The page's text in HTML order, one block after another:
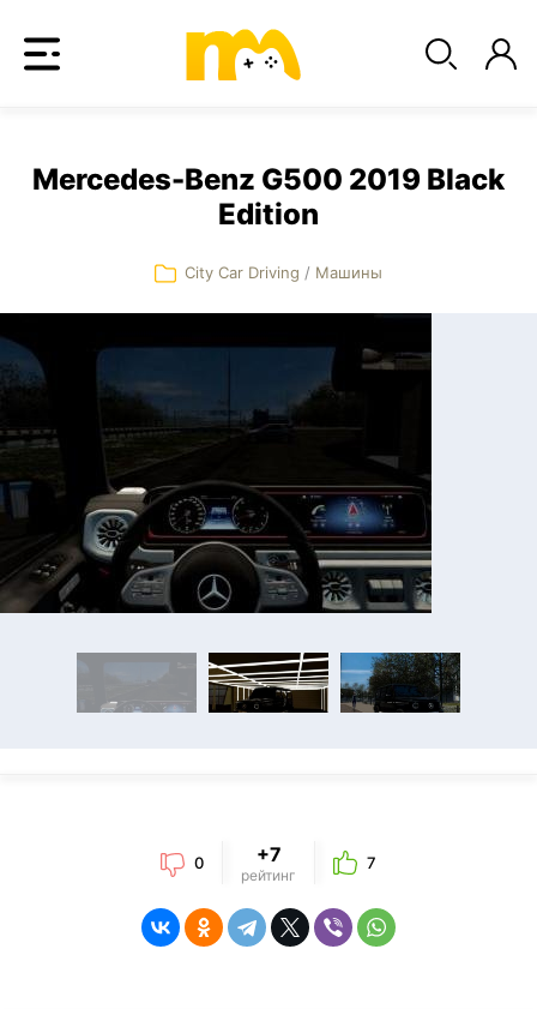
Mercedes-Benz G500 2019 Black
Edition
City Car Driving / Машины
0 +7
рейтинг
7